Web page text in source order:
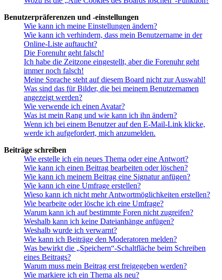
Benutzerpräferenzen und -einstellungen
Wie kann ich meine Einstellungen ändern?
Wie kann ich verhindern, dass mein Benutzername in der
Online-Liste auftaucht?
Die Forenuhr geht falsch!
Ich habe die Zeitzone eingestellt, aber die Forenuhr geht
immer noch falsch!
Meine Sprache steht auf diesem Board nicht zur Auswahl!
Was sind das für Bilder, die bei meinem Benutzernamen
angezeigt werden?
Wie verwende ich einen Avatar?
Was ist mein Rang und wie kann ich ihn ändern?
Wenn ich bei einem Benutzer auf den E-Mail-Link klicke,
werde ich aufgefordert, mich anzumelden.
Beiträge schreiben
Wie erstelle ich ein neues Thema oder eine Antwort?
Wie kann ich einen Beitrag bearbeiten oder löschen?
Wie kann ich meinem Beitrag eine Signatur anfügen?
Wie kann ich eine Umfrage erstellen?
Wieso kann ich nicht mehr Antwortmöglichkeiten erstellen?
Wie bearbeite oder lösche ich eine Umfrage?
Warum kann ich auf bestimmte Foren nicht zugreifen?
Weshalb kann ich keine Dateianhänge anfügen?
Weshalb wurde ich verwarnt?
Wie kann ich Beiträge den Moderatoren melden?
Was bewirkt die „Speichern“-Schaltfläche beim Schreiben
eines Beitrags?
Warum muss mein Beitrag erst freigegeben werden?
Wie markiere ich ein Thema als neu?